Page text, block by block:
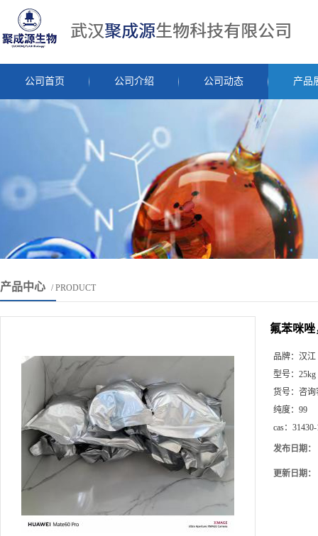
公司首页 公司介绍 公司动态 产品
产品中心 / PRODUCT
氟苯咪唑
品牌： 汉江
型号： 25kg
货号： 咨询
纯度： 99
cas：
发布日期：
更新日期：